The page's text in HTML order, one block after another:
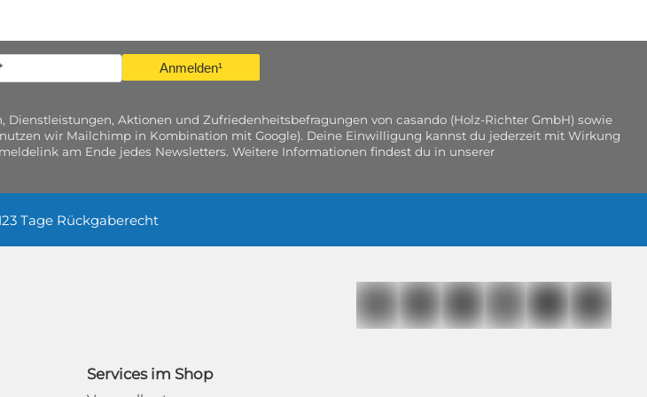
Anmelden¹
Aktionen und Zufriedenheitsbefragungen von casando (Holz-Richter GmbH) sowie
wir Mailchimp in Kombination mit Google). Deine Einwilligung kannst du jederzeit mit Wirkung
am Ende jedes Newsletters. Weitere Informationen findest du in unserer
Tage Rückgaberecht
Services im Shop